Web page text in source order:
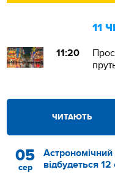
11
11:20
ЧИТАЮТЬ
05
сер
Астрономічний
відбудеться